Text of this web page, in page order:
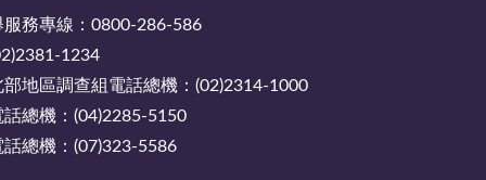
服務專線：0800-286-586
1234
地區調查組電話總機：(02)2314-1000
總機：(04)2285-5150
總機：(07)323-5586